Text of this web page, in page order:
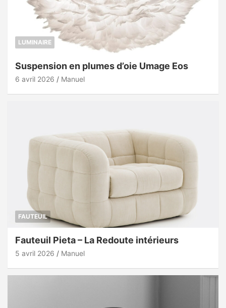
LUMINAIRE
Suspension en plumes d’oie Umage Eos
6 avril 2026 Manuel
FAUTEUIL
Fauteuil Pieta – La Redoute intérieurs
5 avril 2026 Manuel